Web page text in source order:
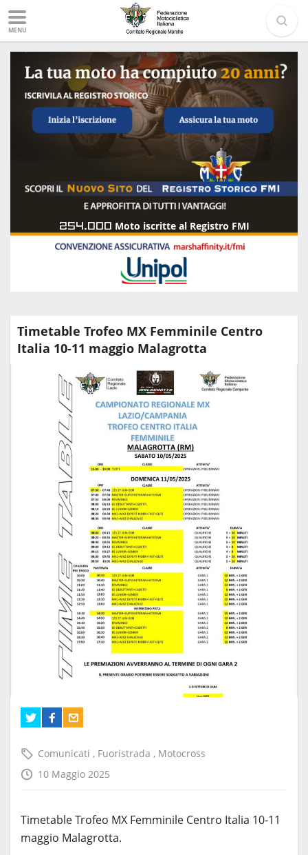
MENU
254.000 Moto iscritte al Registro FMI
Timetable Trofeo MX Femminile Centro
Italia 10-11 maggio Malagrotta
Comunicati , Fuoristrada , Motocross
10 Maggio 2025
Timetable Trofeo MX Femminile Centro Italia 10-11
maggio Malagrotta.